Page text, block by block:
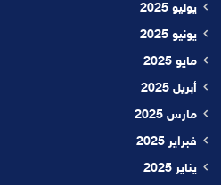
يوليو 2025
يونيو 2025
مايو 2025
أبريل 2025
مارس 2025
فبراير 2025
يناير 2025